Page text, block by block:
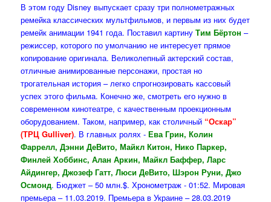
В этом году Disney выпускает сразу три полнометражных
ремейка классических мультфильмов, и первым из них будет
ремейк анимации 1941 года. Поставил картину Тим Бёртон –
режиссер, которого по умолчанию не интересует прямое
копирование оригинала. Великолепный актерский состав,
отличные анимированные персонажи, простая но
трогательная история – легко спрогнозировать кассовый
успех этого фильма. Конечно же, смотреть его нужно в
современном кинотеатре, с качественным проекционным
оборудованием. Таком, например, как столичный “Оскар”
(ТРЦ Gulliver). В главных ролях -Ева Грин, Колин
Фаррелл, Дэнни ДеВито, Майкл Китон, Нико Паркер,
Финлей Хоббинс, Алан Аркин, Майкл Баффер, Ларс
Айдингер, Джозеф Гатт, Люси ДеВито, Шэрон Руни, Джо
Осмонд. Бюджет – 50 млн.$. Хронометраж - 01:52. Мировая
премьера – 11.03.2019. Премьера в Украине – 28.03.2019